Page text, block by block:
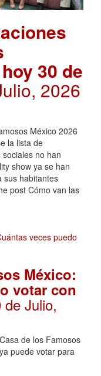
30 de
2026
México 2026
la lista de
no han
show ya se han
sus habitantes
post Cómo van las
México:
votar con
de Julio,
de los Famosos
puede votar para